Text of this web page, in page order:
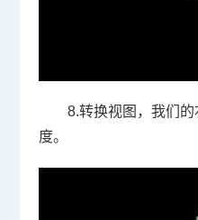
8.转换视图，我们
度。